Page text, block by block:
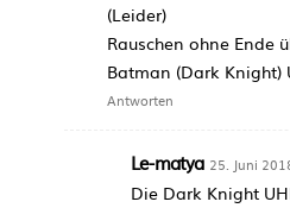
(Leider)
Rauschen ohne Ende
Batman (Dark Knight)
Antworten
Le-matya 25. Juni
Die Dark Knight